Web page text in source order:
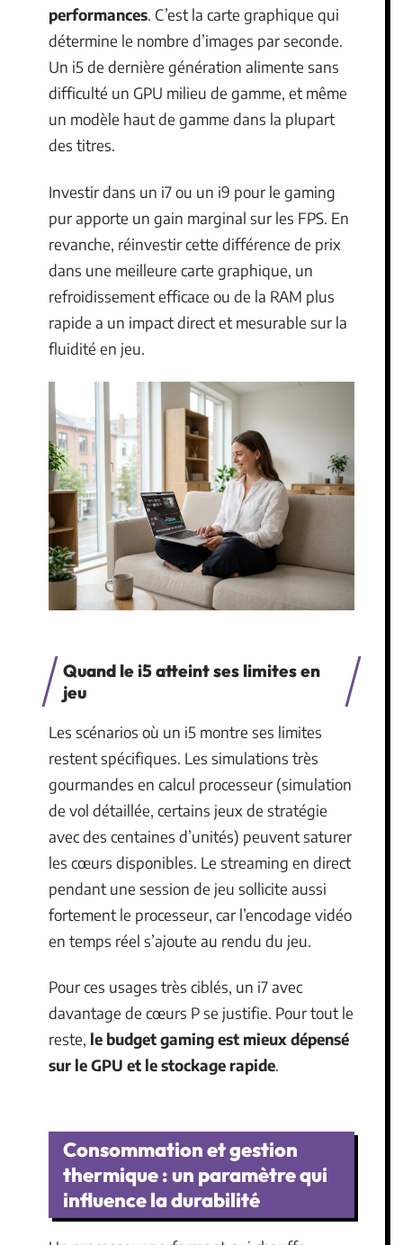
performances. C’est la carte graphique qui
détermine le nombre d’images par seconde.
Un i5 de dernière génération alimente sans
difficulté un GPU milieu de gamme, et même
un modèle haut de gamme dans la plupart
des titres.
Investir dans un i7 ou un i9 pour le gaming
pur apporte un gain marginal sur les FPS. En
revanche, réinvestir cette différence de prix
dans une meilleure carte graphique, un
refroidissement efficace ou de la RAM plus
rapide a un impact direct et mesurable sur la
fluidité en jeu.
Quand le i5 atteint ses limites en
jeu
Les scénarios où un i5 montre ses limites
restent spécifiques. Les simulations très
gourmandes en calcul processeur (simulation
de vol détaillée, certains jeux de stratégie
avec des centaines d’unités) peuvent saturer
les cœurs disponibles. Le streaming en direct
pendant une session de jeu sollicite aussi
fortement le processeur, car l’encodage vidéo
en temps réel s’ajoute au rendu du jeu.
Pour ces usages très ciblés, un i7 avec
davantage de cœurs P se justifie. Pour tout le
reste, le budget gaming est mieux dépensé
sur le GPU et le stockage rapide.
Consommation et gestion
thermique : un paramètre qui
influence la durabilité